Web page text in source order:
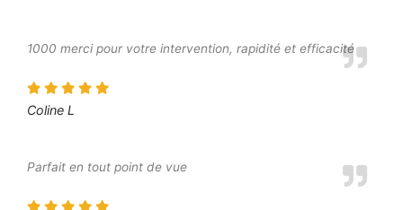
1000 merci pour votre intervention, rapidité et efficacité
Coline L
Parfait en tout point de vue